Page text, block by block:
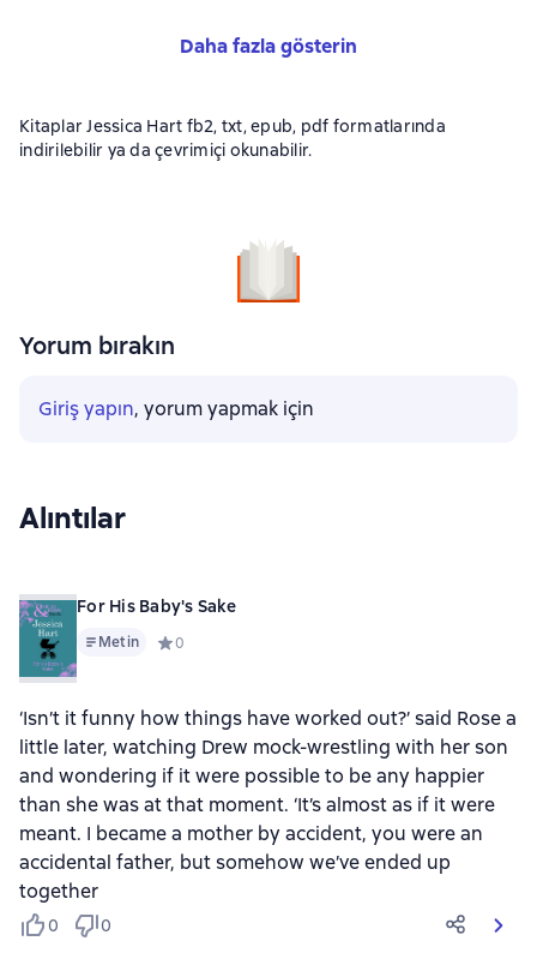
Daha fazla gösterin
Kitaplar Jessica Hart fb2, txt, epub, pdf formatlarında
indirilebilir ya da çevrimiçi okunabilir.
Yorum bırakın
Giriş yapın, yorum yapmak için
Alıntılar
For His Baby's Sake
Metin Средний рейтинг 0 на основе 0 оценок
0
‘Isn’t it funny how things have worked out?’ said Rose a
little later, watching Drew mock-wrestling with her son
and wondering if it were possible to be any happier
than she was at that moment. ‘It’s almost as if it were
meant. I became a mother by accident, you were an
accidental father, but somehow we’ve ended up
together
0 0